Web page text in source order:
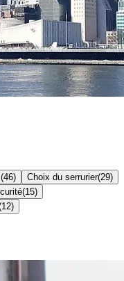
(46) Choix du serrurier(29)
(15)
12)